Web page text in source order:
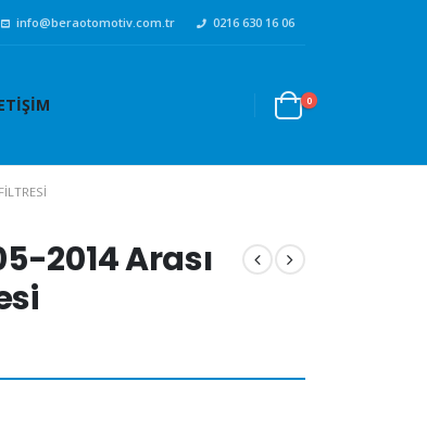
info@beraotomotiv.com.tr 0216 630 16 06
0
2014 Arası